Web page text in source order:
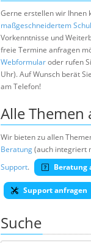
Gerne erstellen wir Ihnen
maßgeschneidertem
Vorkenntnisse und
freie Termine anfragen
Webformularoder rufen
Uhr). Auf Wunsch berät
am Telefon!
Alle Themen
Wir bieten zu allen
Beratung(auch integriert
Support. Beratung
Support anfragen
Suche